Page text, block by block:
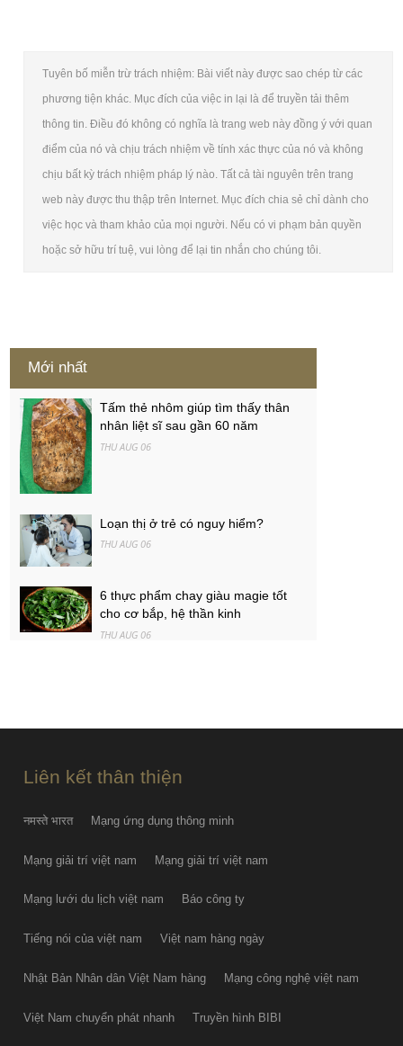
Tuyên bố miễn trừ trách nhiệm: Bài viết này được sao chép từ các
phương tiện khác. Mục đích của việc in lại là để truyền tải thêm
thông tin. Điều đó không có nghĩa là trang web này đồng ý với quan
điểm của nó và chịu trách nhiệm về tính xác thực của nó và không
chịu bất kỳ trách nhiệm pháp lý nào. Tất cả tài nguyên trên trang
web này được thu thập trên Internet. Mục đích chia sẻ chỉ dành cho
việc học và tham khảo của mọi người. Nếu có vi phạm bản quyền
hoặc sở hữu trí tuệ, vui lòng để lại tin nhắn cho chúng tôi.
Mới nhất
Tấm thẻ nhôm giúp tìm thấy thân
nhân liệt sĩ sau gần 60 năm
THU AUG 06
Loạn thị ở trẻ có nguy hiểm?
THU AUG 06
6 thực phẩm chay giàu magie tốt
cho cơ bắp, hệ thần kinh
THU AUG 06
Liên kết thân thiện
नमस्ते भारत Mạng ứng dụng thông minh
Mạng giải trí việt nam Mạng giải trí việt nam
Mạng lưới du lịch việt nam Báo công ty
Tiếng nói của việt nam Việt nam hàng ngày
Nhật Bản Nhân dân Việt Nam hàng Mạng công nghệ việt nam
Việt Nam chuyển phát nhanh Truyền hình BIBI